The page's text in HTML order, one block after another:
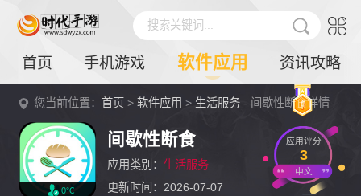
搜索关键词...
首页 手机游戏 软件应用 资讯攻略
您当前位置：首页 >软件应用 > 生活服务 - 间歇性断食详情
0℃
间歇性断食
应用类别： 生活服务
更新时间：2026-07-07
应用评分
3
中文